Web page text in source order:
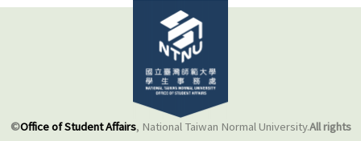
©Office of Student Affairs, National Taiwan Normal University.All rights